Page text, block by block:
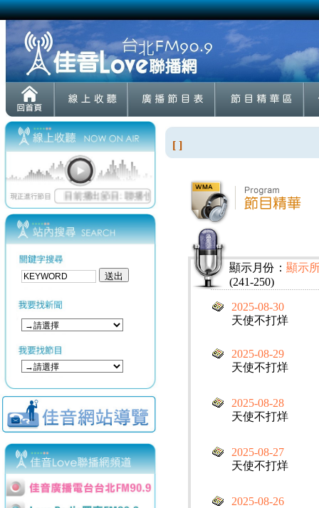
[ ]
顯示月份： 顯示
(241-250)
2025-08-30
天使不打烊
2025-08-29
天使不打烊
2025-08-28
天使不打烊
2025-08-27
天使不打烊
2025-08-26